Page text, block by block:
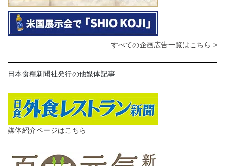
すべての企画広告一覧はこちら >
日本食糧新聞社発行の他媒体記事
媒体紹介ページはこちら